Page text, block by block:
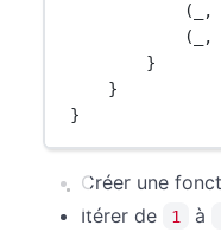
(_,
}
}
}
Créer une
Itérer de 1 à